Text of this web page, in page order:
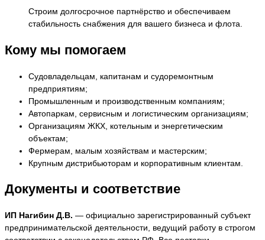
Строим долгосрочное партнёрство и обеспечиваем
стабильность снабжения для вашего бизнеса и флота.
Кому мы помогаем
Судовладельцам, капитанам и судоремонтным
предприятиям;
Промышленным и производственным компаниям;
Автопаркам, сервисным и логистическим организациям;
Организациям ЖКХ, котельным и энергетическим
объектам;
Фермерам, малым хозяйствам и мастерским;
Крупным дистрибьюторам и корпоративным клиентам.
Документы и соответствие
ИП Нагибин Д.В. — официально зарегистрированный субъект
предпринимательской деятельности, ведущий работу в строгом